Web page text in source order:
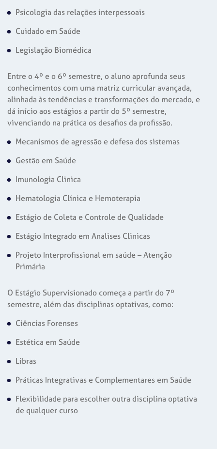
Psicologia das relações interpessoais
Cuidado em Saúde
Legislação Biomédica
Entre o 4º e o 6º semestre, o aluno aprofunda seus
conhecimentos com uma matriz curricular avançada,
alinhada às tendências e transformações do mercado, e
dá início aos estágios a partir do 5º semestre,
vivenciando na prática os desafios da profissão.
Mecanismos de agressão e defesa dos sistemas
Gestão em Saúde
Imunologia Clinica
Hematologia Clínica e Hemoterapia
Estágio de Coleta e Controle de Qualidade
Estágio Integrado em Analises Clinicas
Projeto Interprofissional em saúde – Atenção
Primária
O Estágio Supervisionado começa a partir do 7º
semestre, além das disciplinas optativas, como:
Ciências Forenses
Estética em Saúde
Libras
Práticas Integrativas e Complementares em Saúde
Flexibilidade para escolher outra disciplina optativa
de qualquer curso